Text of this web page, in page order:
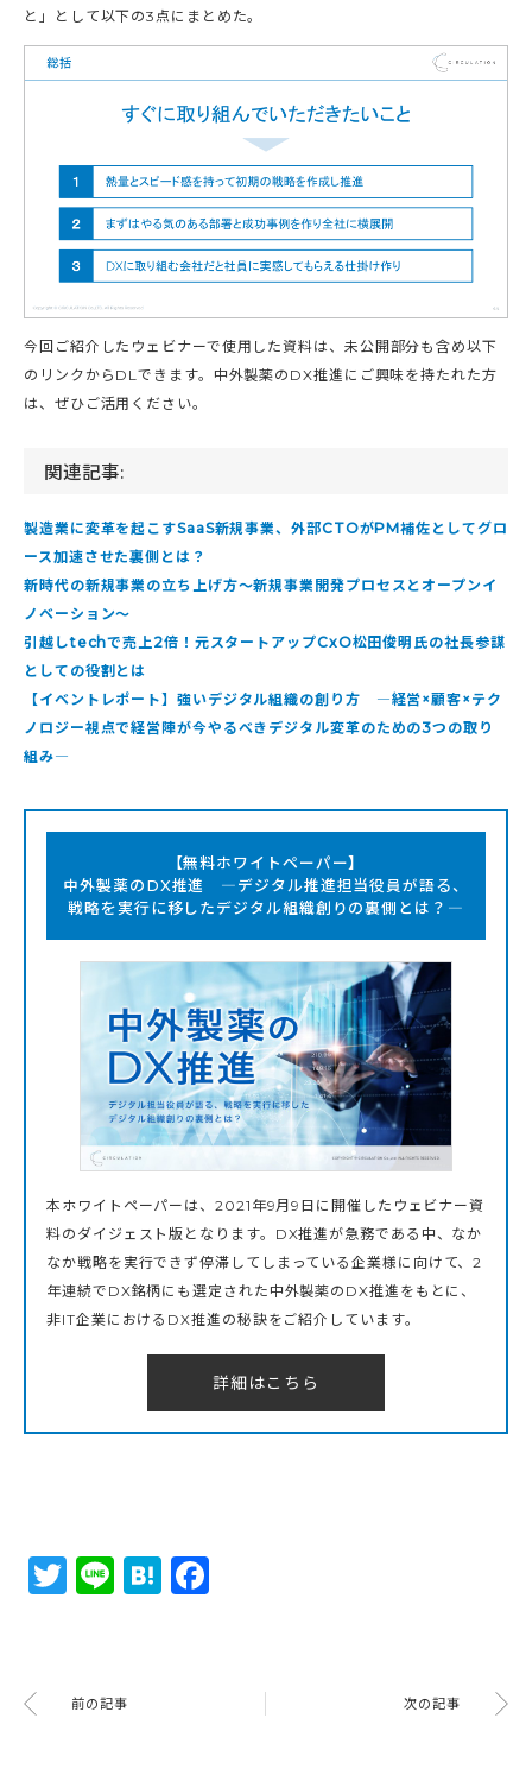
と」として以下の3点にまとめた。
今回ご紹介したウェビナーで使用した資料は、未公開部分も含め以下
のリンクからDLできます。中外製薬のDX推進にご興味を持たれた方
は、ぜひご活用ください。
関連記事:
製造業に変革を起こすSaaS新規事業、外部CTOがPM補佐としてグロ
ース加速させた裏側とは？
新時代の新規事業の立ち上げ方〜新規事業開発プロセスとオープンイ
ノベーション〜
引越しtechで売上2倍！元スタートアップCxO松田俊明氏の社長参謀
としての役割とは
【イベントレポート】強いデジタル組織の創り方 ―経営×顧客×テク
ノロジー視点で経営陣が今やるべきデジタル変革のための3つの取り
組み―
【無料ホワイトペーパー】
中外製薬のDX推進 ―デジタル推進担当役員が語る、
戦略を実行に移したデジタル組織創りの裏側とは？―
本ホワイトペーパーは、2021年9月9日に開催したウェビナー資
料のダイジェスト版となります。DX推進が急務である中、なか
なか戦略を実行できず停滞してしまっている企業様に向けて、2
年連続でDX銘柄にも選定された中外製薬のDX推進をもとに、
非IT企業におけるDX推進の秘訣をご紹介しています。
詳細はこちら
Twitter
LineHatena
前の記事 次の記事